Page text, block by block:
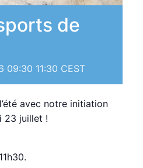
de
09:30 11:30 CEST
avec notre initiation
23 juillet !